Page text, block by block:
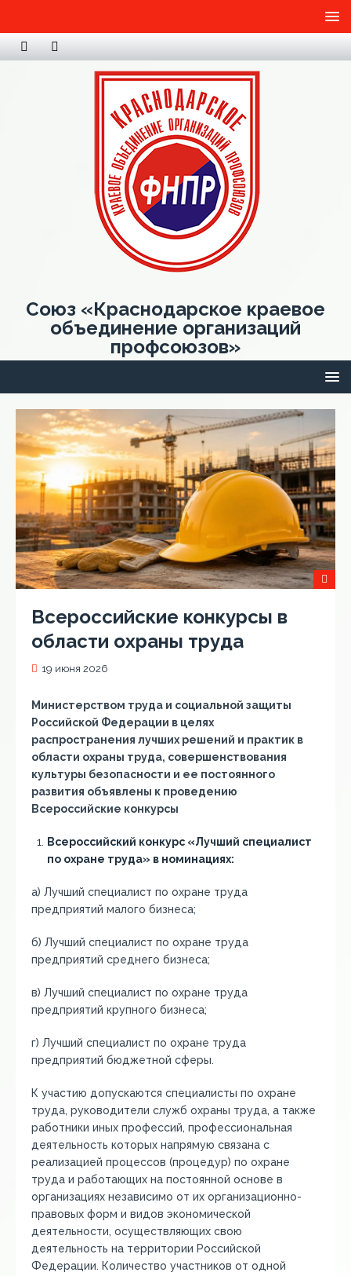
Союз «Краснодарское краевое
объединение организаций
профсоюзов»
Всероссийские конкурсы в
области охраны труда
19 июня 2026
Министерством труда и социальной защиты
Российской Федерации в целях
распространения лучших решений и практик в
области охраны труда, совершенствования
культуры безопасности и ее постоянного
развития объявлены к проведению
Всероссийские конкурсы
Всероссийский конкурс «Лучший специалист
по охране труда» в номинациях:
а) Лучший специалист по охране труда
предприятий малого бизнеса;
б) Лучший специалист по охране труда
предприятий среднего бизнеса;
в) Лучший специалист по охране труда
предприятий крупного бизнеса;
г) Лучший специалист по охране труда
предприятий бюджетной сферы.
К участию допускаются специалисты по охране
труда, руководители служб охраны труда, а также
работники иных профессий, профессиональная
деятельность которых напрямую связана с
реализацией процессов (процедур) по охране
труда и работающих на постоянной основе в
организациях независимо от их организационно-
правовых форм и видов экономической
деятельности, осуществляющих свою
деятельность на территории Российской
Федерации. Количество участников от одной